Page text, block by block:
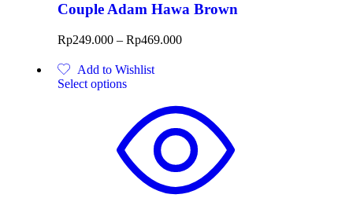
Couple Adam Hawa Brown
Rp249.000 – Rp469.000
Add to Wishlist
Select options